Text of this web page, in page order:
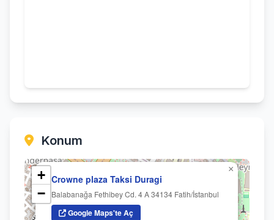
Konum
Crowne plaza Taksi Duragi
Balabanağa Fethibey Cd. 4 A 34134 Fatih/İstanbul
Google Maps'te Aç
×
+
−